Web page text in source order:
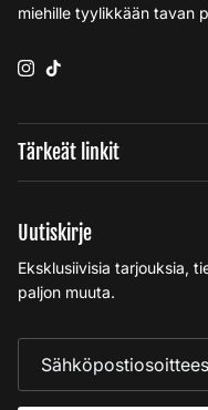
miehille tyylikkään tavan
Instagram
TikTok
Tärkeät linkit
Uutiskirje
Eksklusiivisia tarjouksia,
paljon muuta.